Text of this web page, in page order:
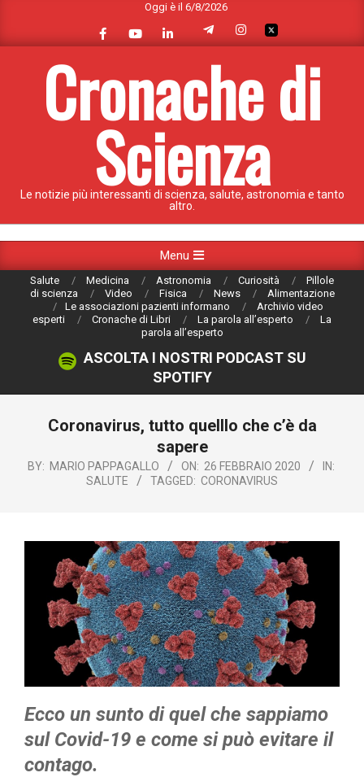
content
Oggi è il 6/8/2026
Cronache di
Scienza
Le notizie più interessanti di scienza, salute, astronomia e tanto
altro.
Navigation
Menu
Salute Medicina Astronomia Curiosità
Pillole
di scienza
Video Fisica News
Alimentazione
Le associazioni pazienti informano
Archivio video
esperti
Cronache di Libri La parola all’esperto
La
parola all’esperto
ASCOLTA I NOSTRI PODCAST SU
SPOTIFY
Coronavirus, tutto quelllo che c’è da
sapere
BY: MARIO PAPPAGALLO ON: 26 FEBBRAIO 2020
IN:
SALUTE
TAGGED: CORONAVIRUS
Ecco un sunto di quel che sappiamo
sul Covid-19 e come si può evitare il
contago.